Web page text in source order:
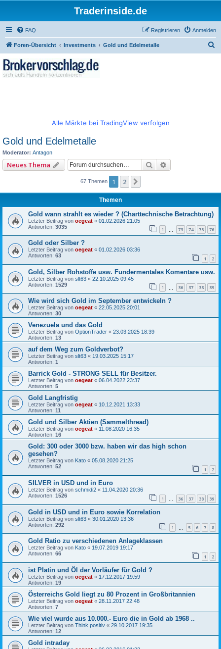
Traderinside.de
FAQ Anmelden
Registrieren
Foren-Übersicht Investments Gold und Edelmetalle
Alle Märkte bei TradingView verfolgen
Gold und Edelmetalle
Moderator: Antagon
Neues Thema Suche
67 Themen 1 2
Themen
Gold wann strahlt es wieder ? (Charttechnische Betrachtung)
Letzter Beitrag von oegeat « 01.02.2026 21:05
Antworten: 3035 1 73 74 75 76
Gold oder Silber ?
Letzter Beitrag von oegeat « 01.02.2026 03:36
Antworten: 63 1 2
Gold, Silber Rohstoffe usw. Fundermentales Komentare usw.
Letzter Beitrag von slt63 « 22.10.2025 09:45
Antworten: 1529 1 36 37 38 39
Wie wird sich Gold im September entwickeln ?
Letzter Beitrag von oegeat « 22.05.2025 20:01
Antworten: 30
Venezuela und das Gold
Letzter Beitrag von OptionTrader « 23.03.2025 18:39
Antworten: 13
auf dem Weg zum Goldverbot?
Letzter Beitrag von slt63 « 19.03.2025 15:17
Antworten: 1
Barrick Gold - STRONG SELL für Besitzer.
Letzter Beitrag von oegeat « 06.04.2022 23:37
Antworten: 5
Gold Langfristig
Letzter Beitrag von oegeat « 10.12.2021 13:33
Antworten: 11
Gold und Silber Aktien (Sammelthread)
Letzter Beitrag von oegeat « 11.08.2020 16:35
Antworten: 16
Gold: 300 oder 3000 bzw. haben wir das high schon
gesehen?
Letzter Beitrag von Kato « 05.08.2020 21:25
Antworten: 52 1 2
SILVER in USD und in Euro
Letzter Beitrag von schmidi2 « 11.04.2020 20:36
Antworten: 1526 1 … 36 37 38 39
Gold in USD und in Euro sowie Korrelation
Letzter Beitrag von slt63 « 30.01.2020 13:36
Antworten: 292 1 5 6 7 8
Gold Ratio zu verschiedenen Anlageklassen
Letzter Beitrag von Kato « 19.07.2019 19:17
Antworten: 66 1 2
ist Platin und Öl der Vorläufer für Gold ?
Letzter Beitrag von oegeat « 17.12.2017 19:59
Antworten: 19
Österreichs Gold liegt zu 80 Prozent in Großbritannien
Letzter Beitrag von oegeat « 28.11.2017 22:48
Antworten: 7
Wie viel wurde aus 10.000.- Euro die in Gold ab 1968 ..
Letzter Beitrag von Think positiv « 29.10.2017 19:35
Antworten: 12
Gold intraday